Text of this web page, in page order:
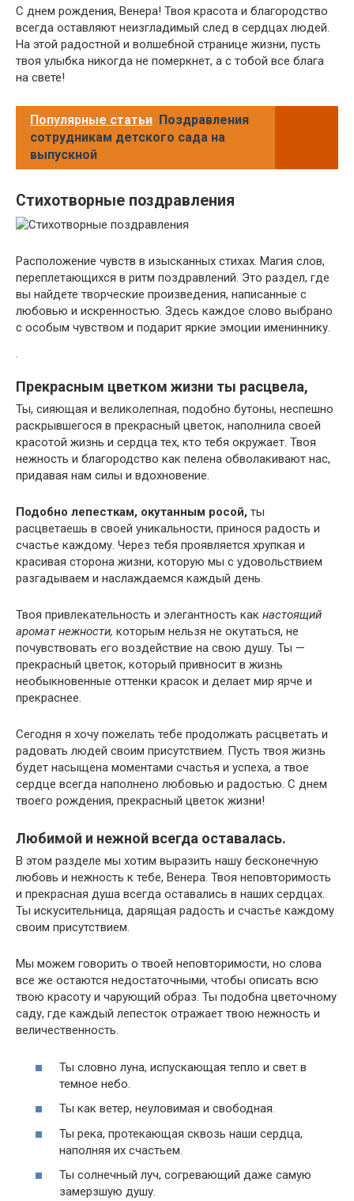
С днем рождения, Венера! Твоя красота и благородство
всегда оставляют неизгладимый след в сердцах людей.
На этой радостной и волшебной странице жизни, пусть
твоя улыбка никогда не померкнет, а с тобой все блага
на свете!
Популярные статьи Поздравления
сотрудникам детского сада на
выпускной
Стихотворные поздравления
Расположение чувств в изысканных стихах. Магия слов,
переплетающихся в ритм поздравлений. Это раздел, где
вы найдете творческие произведения, написанные с
любовью и искренностью. Здесь каждое слово выбрано
с особым чувством и подарит яркие эмоции имениннику.
Прекрасным цветком жизни ты расцвела,
Ты, сияющая и великолепная, подобно бутоны, неспешно
раскрывшегося в прекрасный цветок, наполнила своей
красотой жизнь и сердца тех, кто тебя окружает. Твоя
нежность и благородство как пелена обволакивают нас,
придавая нам силы и вдохновение.
Подобно лепесткам, окутанным росой, ты
расцветаешь в своей уникальности, принося радость и
счастье каждому. Через тебя проявляется хрупкая и
красивая сторона жизни, которую мы с удовольствием
разгадываем и наслаждаемся каждый день.
Твоя привлекательность и элегантность как настоящий
аромат нежности, которым нельзя не окутаться, не
почувствовать его воздействие на свою душу. Ты —
прекрасный цветок, который привносит в жизнь
необыкновенные оттенки красок и делает мир ярче и
прекраснее.
Сегодня я хочу пожелать тебе продолжать расцветать и
радовать людей своим присутствием. Пусть твоя жизнь
будет насыщена моментами счастья и успеха, а твое
сердце всегда наполнено любовью и радостью. С днем
твоего рождения, прекрасный цветок жизни!
Любимой и нежной всегда оставалась.
В этом разделе мы хотим выразить нашу бесконечную
любовь и нежность к тебе, Венера. Твоя неповторимость
и прекрасная душа всегда оставались в наших сердцах.
Ты искусительница, дарящая радость и счастье каждому
своим присутствием.
Мы можем говорить о твоей неповторимости, но слова
все же остаются недостаточными, чтобы описать всю
твою красоту и чарующий образ. Ты подобна цветочному
саду, где каждый лепесток отражает твою нежность и
величественность.
Ты словно луна, испускающая тепло и свет в
темное небо.
Ты как ветер, неуловимая и свободная.
Ты река, протекающая сквозь наши сердца,
наполняя их счастьем.
Ты солнечный луч, согревающий даже самую
замерзшую душу.